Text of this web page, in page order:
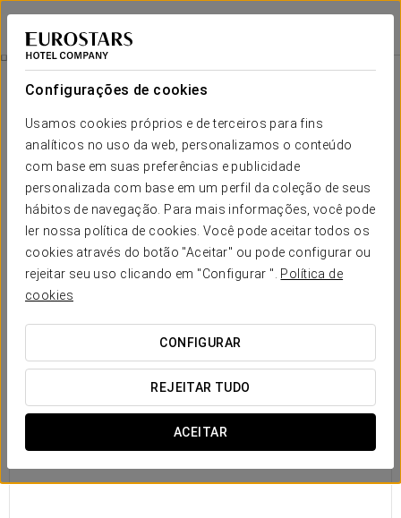
Configurações de cookies
Usamos cookies próprios e de terceiros para fins
analíticos no uso da web, personalizamos o conteúdo
com base em suas preferências e publicidade
personalizada com base em um perfil da coleção de seus
hábitos de navegação. Para mais informações, você pode
ler nossa política de cookies. Você pode aceitar todos os
cookies através do botão "Aceitar" ou pode configurar ou
rejeitar seu uso clicando em "Configurar ". Política de
cookies
CONFIGURAR
REJEITAR TUDO
ACEITAR
Crisol Almirante
FERROL
Restauração